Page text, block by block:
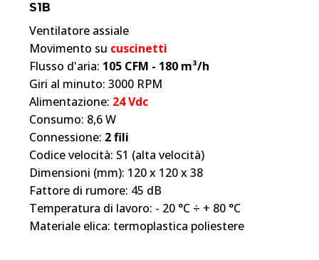
S1B
Ventilatore assiale
Movimento su cuscinetti
Flusso d'aria: 105 CFM - 180 m³/h
Giri al minuto: 3000 RPM
Alimentazione: 24 Vdc
Consumo: 8,6 W
Connessione: 2 fili
Codice velocità: S1 (alta velocità)
Dimensioni (mm): 120 x 120 x 38
Fattore di rumore: 45 dB
Temperatura di lavoro: - 20 °C ÷ + 80 °C
Materiale elica: termoplastica poliestere